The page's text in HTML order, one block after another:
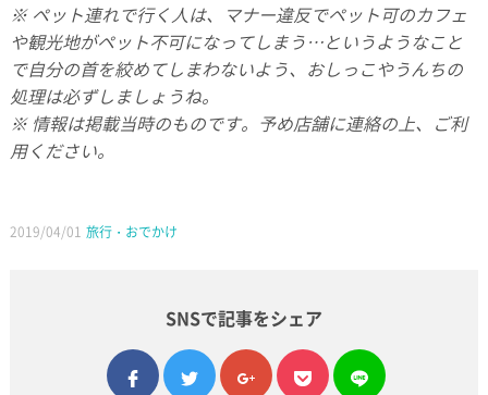
※ ペット連れで行く人は、マナー違反でペット可のカフェ
や観光地がペット不可になってしまう…というようなこと
で自分の首を絞めてしまわないよう、おしっこやうんちの
処理は必ずしましょうね。
※ 情報は掲載当時のものです。予め店舗に連絡の上、ご利
用ください。
2019/04/01 旅行・おでかけ
SNSで記事をシェア
facebook
twittergoogle plus
pocket
line